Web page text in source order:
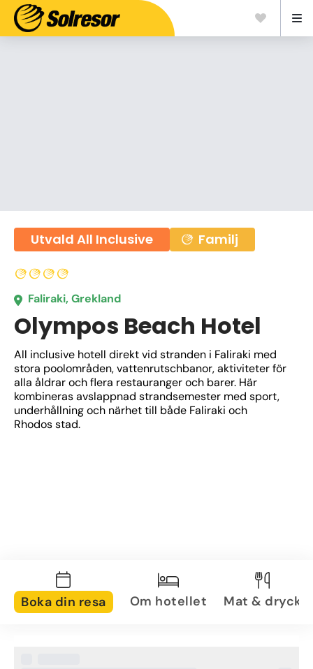
Utvald All Inclusive Familj
Faliraki, Grekland
Olympos Beach Hotel
All inclusive hotell direkt vid stranden i Faliraki med
stora poolområden, vattenrutschbanor, aktiviteter för
alla åldrar och flera restauranger och barer. Här
kombineras avslappnad strandsemester med sport,
underhållning och närhet till både Faliraki och
Rhodos stad.
Boka din resa Om hotellet Mat & dryck